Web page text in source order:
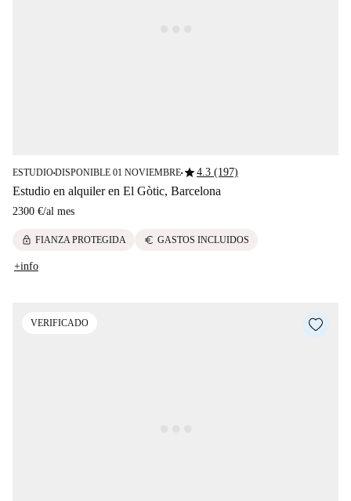
ESTUDIO■DISPONIBLE 01 NOVIEMBRE■star4.3 (197)
Estudio en alquiler en El Gòtic, Barcelona
2300 €/al mes
lock FIANZA PROTEGIDA euro GASTOS INCLUIDOS
+info
VERIFICADO